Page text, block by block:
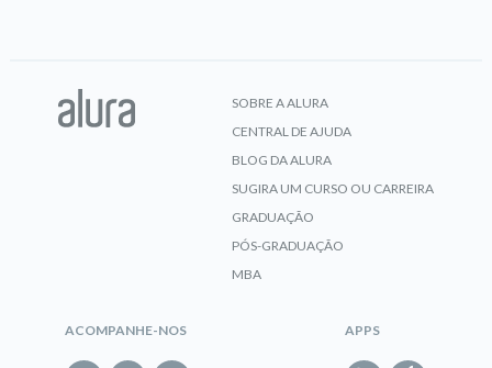
Carreira Desenvolvedor Java
webapps ainda mais poderosas parte 2
SOBRE A ALURA
CENTRAL DE AJUDA
BLOG DA ALURA
SUGIRA UM CURSO OU CARREIRA
GRADUAÇÃO
PÓS-GRADUAÇÃO
MBA
ACOMPANHE-NOS APPS